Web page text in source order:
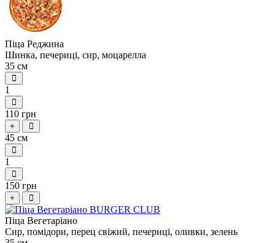
Піца Реджина
Шинка, печериці, сир, моцарелла
35 см
1
110 грн
+
45 см
1
150 грн
+
Піца Вегетарiано
Сир, помiдори, перец свіжий, печериці, оливки, зелень